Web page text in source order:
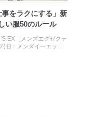
送のため
売元企業からのｅメー
品、
ャンペーン等の広告
内のため
ス利用状況の把握お
のため
対応、トラブル対
ター教育など応対品
事をラクにする」新
しい服50のルール
EX［メンズエグゼクテ
(旧：メンズイーエック